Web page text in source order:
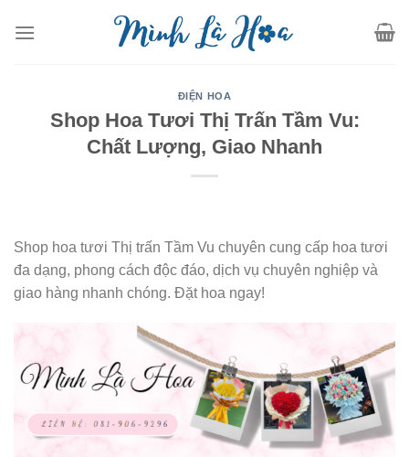
ĐIỆN HOA
Shop Hoa Tươi Thị Trấn Tầm Vu:
Chất Lượng, Giao Nhanh
Shop hoa tươi Thị trấn Tầm Vu chuyên cung cấp hoa tươi
đa dạng, phong cách độc đáo, dịch vụ chuyên nghiệp và
giao hàng nhanh chóng. Đặt hoa ngay!